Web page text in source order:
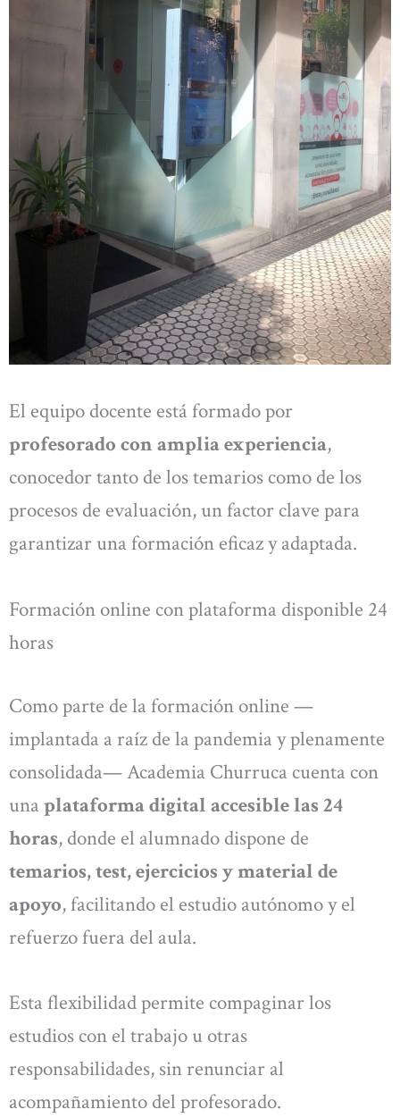
El equipo docente está formado por
profesorado con amplia experiencia,
conocedor tanto de los temarios como de los
procesos de evaluación, un factor clave para
garantizar una formación eficaz y adaptada.
Formación online con plataforma disponible 24
horas
Como parte de la formación online —
implantada a raíz de la pandemia y plenamente
consolidada— Academia Churruca cuenta con
una plataforma digital accesible las 24
horas, donde el alumnado dispone de
temarios, test, ejercicios y material de
apoyo, facilitando el estudio autónomo y el
refuerzo fuera del aula.
Esta flexibilidad permite compaginar los
estudios con el trabajo u otras
responsabilidades, sin renunciar al
acompañamiento del profesorado.